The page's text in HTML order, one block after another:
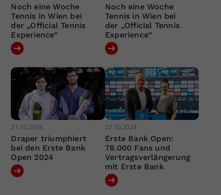
Noch eine Woche
Tennis in Wien bei
der „Official Tennis
Experience“
Noch eine Woche
Tennis in Wien bei
der „Official Tennis
Experience“
27.10.2024
Draper triumphiert
bei den Erste Bank
Open 2024
27.10.2024
Erste Bank Open:
78.000 Fans und
Vertragsverlängerung
mit Erste Bank